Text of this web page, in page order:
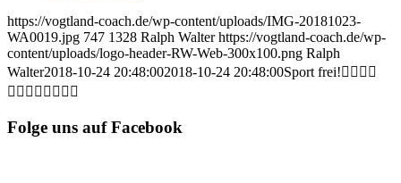
https://vogtland-coach.de/wp-content/uploads/IMG-20181023-
WA0019.jpg 747 1328 Ralph Walter https://vogtland-coach.de/wp-
content/uploads/logo-header-RW-Web-300x100.png Ralph
Walter2018-10-24 20:48:002018-10-24 20:48:00Sport frei!🏃‍♂️🏃‍♀️
🏋️‍♂️🏋️‍♀️🤸‍♂️🤸‍♀️
Folge uns auf Facebook